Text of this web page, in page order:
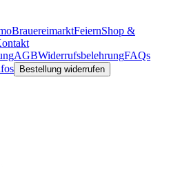
BrauereimarktFeiernShop &
AGBWiderrufsbelehrungFAQs
Bestellung widerrufen